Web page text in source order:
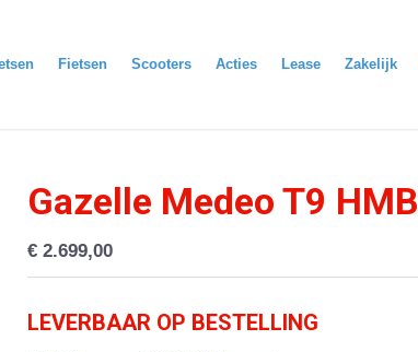
Fietsen Scooters Acties Lease Zakelijk
Gazelle Medeo T9 HMB
€ 2.699,00
LEVERBAAR OP BESTELLING